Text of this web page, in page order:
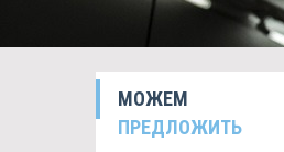
МОЖЕМ
ПРЕДЛОЖИТЬ